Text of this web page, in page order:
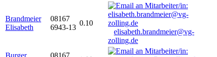
Brandmeier
Elisabeth
08167
6943-13
0.10
elisabeth.brandmeier@vg-
zolling.de